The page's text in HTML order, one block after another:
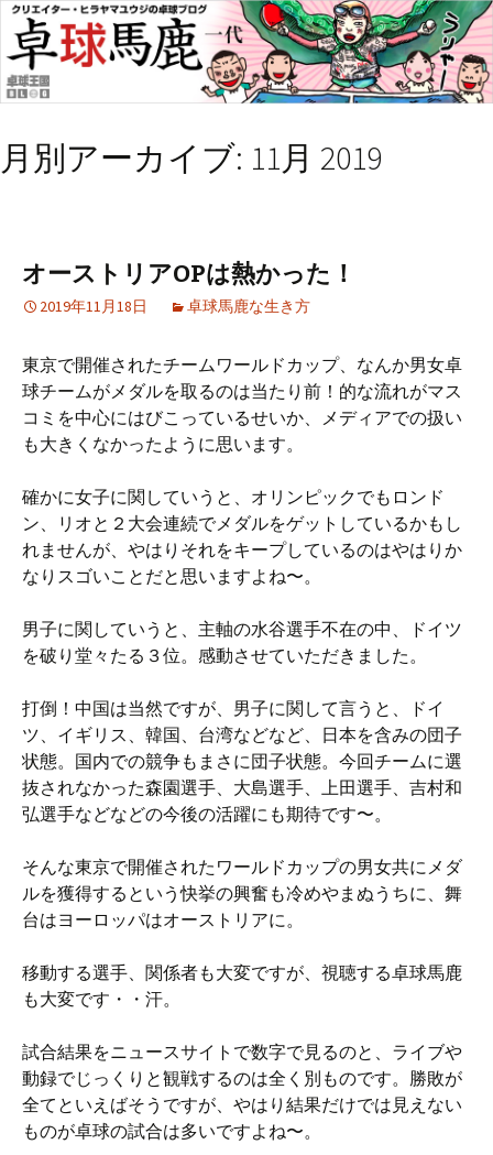
月別アーカイブ: 11月 2019
オーストリアOPは熱かった！
2019年11月18日 卓球馬鹿な生き方
東京で開催されたチームワールドカップ、なんか男女卓
球チームがメダルを取るのは当たり前！的な流れがマス
コミを中心にはびこっているせいか、メディアでの扱い
も大きくなかったように思います。
確かに女子に関していうと、オリンピックでもロンド
ン、リオと２大会連続でメダルをゲットしているかもし
れませんが、やはりそれをキープしているのはやはりか
なりスゴいことだと思いますよね〜。
男子に関していうと、主軸の水谷選手不在の中、ドイツ
を破り堂々たる３位。感動させていただきました。
打倒！中国は当然ですが、男子に関して言うと、ドイ
ツ、イギリス、韓国、台湾などなど、日本を含みの団子
状態。国内での競争もまさに団子状態。今回チームに選
抜されなかった森園選手、大島選手、上田選手、吉村和
弘選手などなどの今後の活躍にも期待です〜。
そんな東京で開催されたワールドカップの男女共にメダ
ルを獲得するという快挙の興奮も冷めやまぬうちに、舞
台はヨーロッパはオーストリアに。
移動する選手、関係者も大変ですが、視聴する卓球馬鹿
も大変です・・汗。
試合結果をニュースサイトで数字で見るのと、ライブや
動録でじっくりと観戦するのは全く別ものです。勝敗が
全てといえばそうですが、やはり結果だけでは見えない
ものが卓球の試合は多いですよね〜。